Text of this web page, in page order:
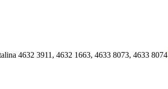
4632 3911, 4632 1663, 4633 8073, 4633 8074